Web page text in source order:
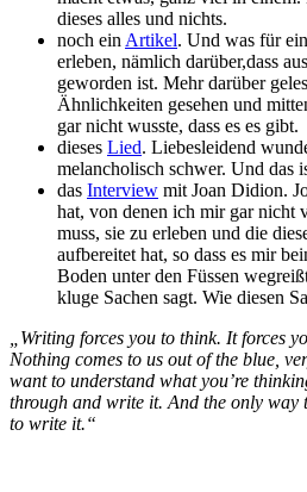
dieses alles und nichts.
noch ein Artikel. Und was für
erleben, nämlich darüber,dass
geworden ist. Mehr darüber
Ähnlichkeiten gesehen und
gar nicht wusste, dass es es gibt.
dieses Lied. Liebesleidend
melancholisch schwer. Und das
das Interview mit Joan Didion.
hat, von denen ich mir gar nicht
muss, sie zu erleben und die
aufbereitet hat, so dass es mir
Boden unter den Füssen
kluge Sachen sagt. Wie diesen
„Writing forces you to think. It forces
Nothing comes to us out of the blue,
want to understand what you’re
through and write it. And the only
to write it.“